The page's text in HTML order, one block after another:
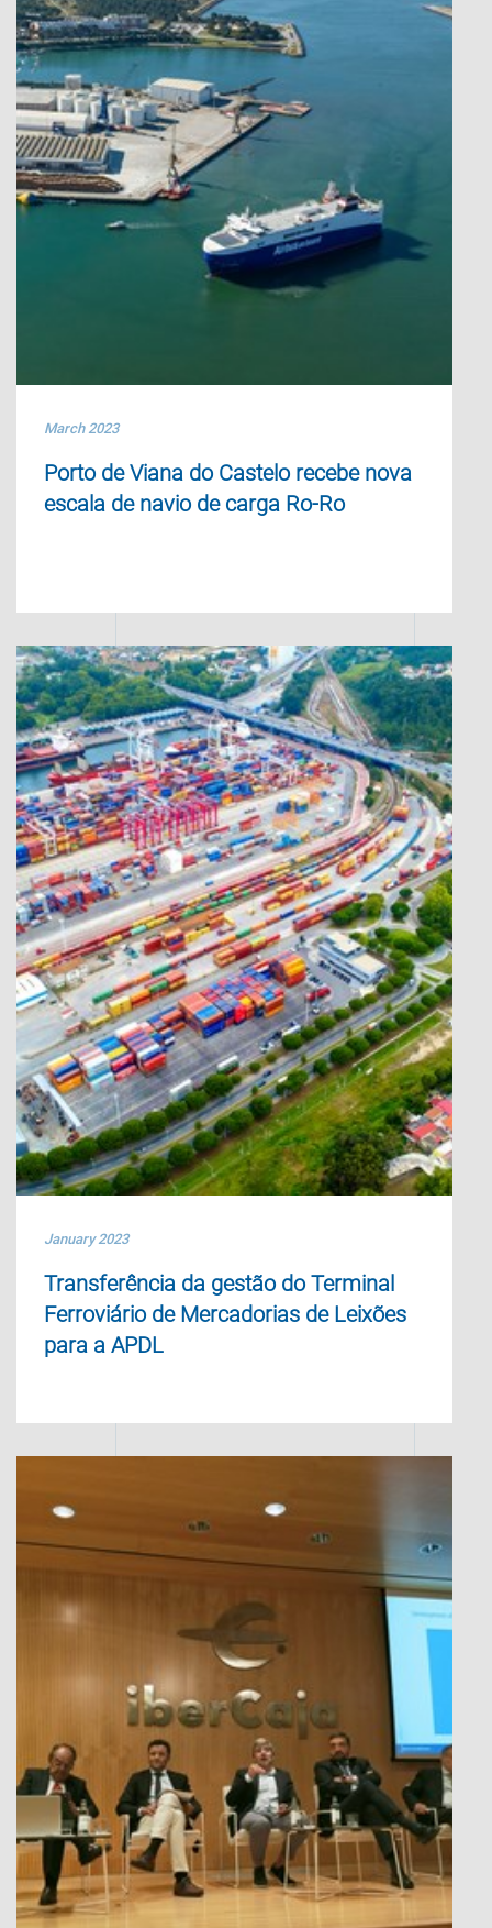
March 2023
Porto de Viana do Castelo recebe nova
escala de navio de carga Ro-Ro
January 2023
Transferência da gestão do Terminal
Ferroviário de Mercadorias de Leixões
para a APDL